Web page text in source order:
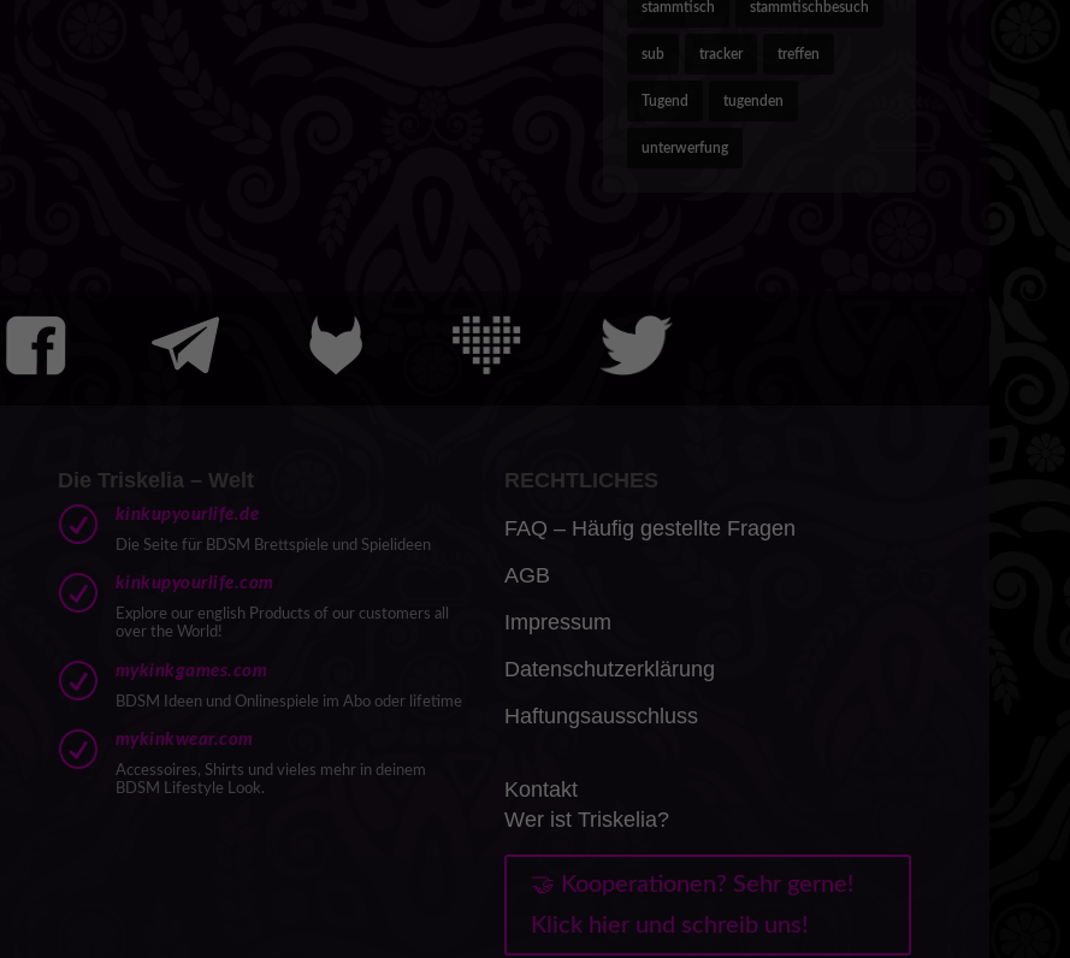
stammtisch stammtischbesuch
sub tracker treffen
Tugend tugenden
unterwerfung
Die Triskelia – Welt
R kinkupyourlife.de
Die Seite für BDSM Brettspiele und Spielideen
R kinkupyourlife.com
Explore our english Products of our customers all
over the World!
R mykinkgames.com
BDSM Ideen und Onlinespiele im Abo oder lifetime
R mykinkwear.com
Accessoires, Shirts und vieles mehr in deinem
BDSM Lifestyle Look.
RECHTLICHES
FAQ – Häufig gestellte Fragen
AGB
Impressum
Datenschutzerklärung
Haftungsausschluss
Kontakt
Wer ist Triskelia?
🤝 Kooperationen? Sehr gerne!
Klick hier und schreib uns!